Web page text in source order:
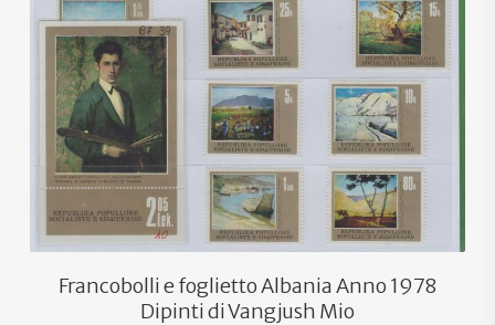
€10,00
€5,00
Francobolli e foglietto Albania Anno 1978
Dipinti di Vangjush Mio